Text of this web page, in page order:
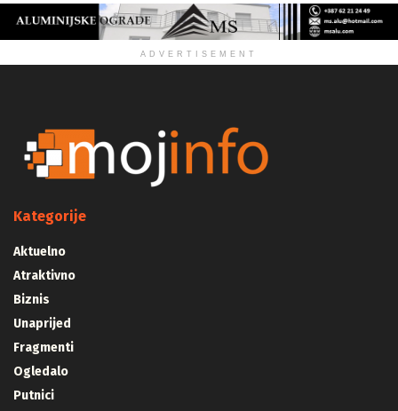
ADVERTISEMENT
Kategorije
Aktuelno
Atraktivno
Biznis
Unaprijed
Fragmenti
Ogledalo
Putnici